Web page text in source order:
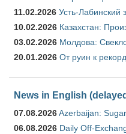
11.02.2026 Усть-Лабинский
10.02.2026 Казахстан:
03.02.2026 Молдова:
20.01.2026 От руин к
News in English
07.08.2026Azerbaijan:
06.08.2026 Daily Off-